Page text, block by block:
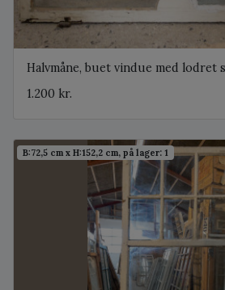
Halvmåne, buet vindue med lodret
1.200 kr.
B:72,5 cm x H:152,2 cm, på lager: 1